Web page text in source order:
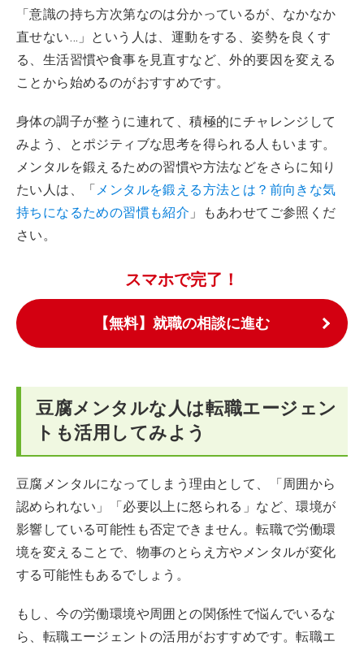
「意識の持ち方次第なのは分かっているが、なかなか
直せない…」という人は、運動をする、姿勢を良くす
る、生活習慣や食事を見直すなど、外的要因を変える
ことから始めるのがおすすめです。
身体の調子が整うに連れて、積極的にチャレンジして
みよう、とポジティブな思考を得られる人もいます。
メンタルを鍛えるための習慣や方法などをさらに知り
たい人は、「メンタルを鍛える方法とは？前向きな気
持ちになるための習慣も紹介 」もあわせてご参照くだ
さい。
スマホで完了！
【無料】就職の相談に進む
豆腐メンタルな人は転職エージェン
トも活用してみよう
豆腐メンタルになってしまう理由として、「周囲から
認められない」「必要以上に怒られる」など、環境が
影響している可能性も否定できません。転職で労働環
境を変えることで、物事のとらえ方やメンタルが変化
する可能性もあるでしょう。
もし、今の労働環境や周囲との関係性で悩んでいるな
ら、転職エージェントの活用がおすすめです。転職エ